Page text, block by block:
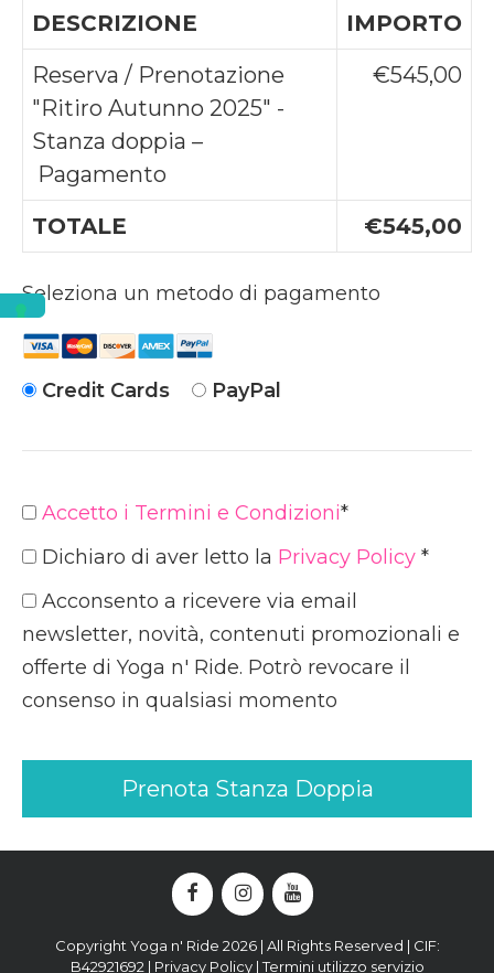
DESCRIZIONE
IMPORTO
Reserva / Prenotazione
"Ritiro Autunno 2025" -
Stanza doppia –
Pagamento
€545,00
TOTALE €545,00
Seleziona un metodo di pagamento
Credit Cards PayPal
Accetto i Termini e Condizioni*
Dichiaro di aver letto la Privacy Policy *
Acconsento a ricevere via email
newsletter, novità, contenuti promozionali e
offerte di Yoga n' Ride. Potrò revocare il
consenso in qualsiasi momento
Copyright Yoga n' Ride 2026 | All Rights Reserved | CIF:
B42921692 | Privacy Policy|Termini utilizzo servizio